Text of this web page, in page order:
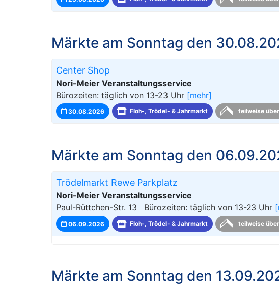
Märkte am Sonntag den
Center Shop
Nori-Meier Veranstaltungsservice
Bürozeiten: täglich von 13-23 Uhr [mehr]
30.08.2026 Floh-, Trödel- & Jahrmarkt teilweise
Märkte am Sonntag den
Trödelmarkt Rewe Parkplatz
Nori-Meier Veranstaltungsservice
Paul-Rüttchen-Str. 13 Bürozeiten: täglich von 13-23 Uhr
06.09.2026 Floh-, Trödel- & Jahrmarkt teilweise
Märkte am Sonntag den